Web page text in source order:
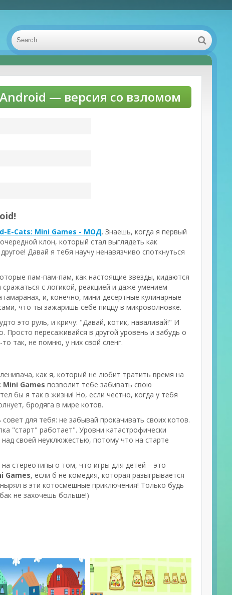
— версия со взломом
E-Cats: Mini Games - МОД. Знаешь, когда я первый
клон, который стал выглядеть как
Давай я тебя научу ненавязчиво споткнуться
пам-пам-пам, как настоящие звезды, кидаются
с логикой, реакцией и даже умением
и, конечно, мини-десертные кулинарные
что ты зажаришь себе пиццу в микроволновке.
это руль, и кричу: "Давай, котик, наваливай!" И
пересаживайся в другой уровень и забудь о
так, не помню, у них свой сленг.
как я, который не любит тратить время на
Games позволит тебе забивать свою
бы я так в жизни! Но, если честно, когда у тебя
бродяга в мире котов.
совет для тебя: не забывай прокачивать своих котов.
"старт" работает". Уровни катастрофически
своей неуклюжестью, потому что на старте
стереотипы о том, что игры для детей – это
Games, если б не комедия, которая разыгрывается
в эти котосмешные приключения! Только будь
не захочешь больше!)